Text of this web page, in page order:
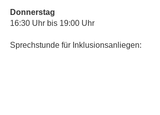
Donnerstag
16:30 Uhr bis 19:00 Uhr
Sprechstunde für Inklusionsanliegen: